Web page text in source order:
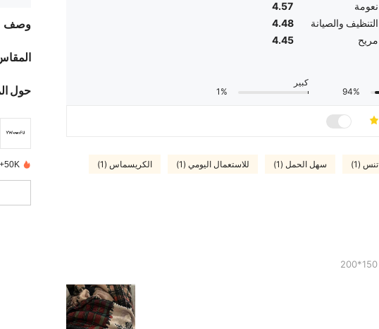
نعومة
4.57
التنظيف والصيانة
4.48
مريح
4.45
94%
كبير
1%
تنس (1) سهل الحمل (1) للاستعمال اليومي (1) الكريسماس (1)
وصف
حول
50K+ تم بيعها مؤخرًا